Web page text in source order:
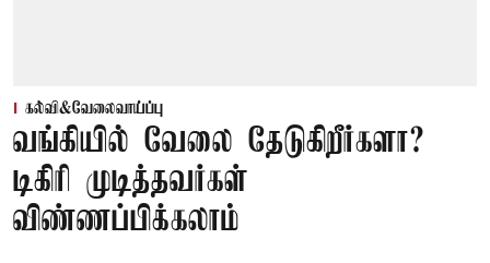
கல்வி&வேலைவாய்ப்பு
வங்கியில் வேலை தேடுகிறீர்களா?
டிகிரி முடித்தவர்கள்
விண்ணப்பிக்கலாம்